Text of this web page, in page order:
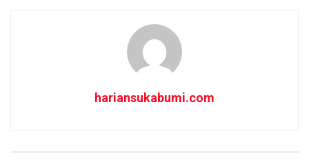
hariansukabumi.com